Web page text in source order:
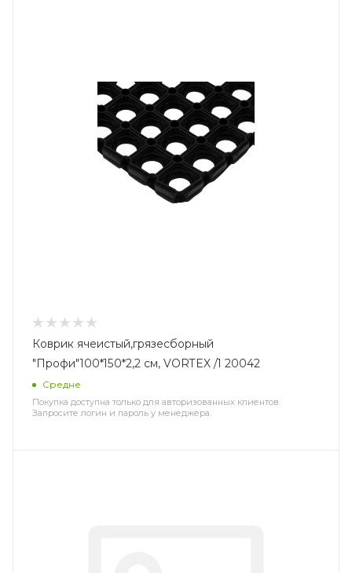
Коврик ячеистый,грязесборный
"Профи"100*150*2,2 см, VORTEX /1 20042
Средне
Покупка доступна только для авторизованных клиентов.
Запросите логин и пароль у менеджера.